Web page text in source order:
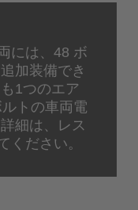
には、48 ボ
加装備でき
1つのエア
トの車両電
細は、レス
ください。